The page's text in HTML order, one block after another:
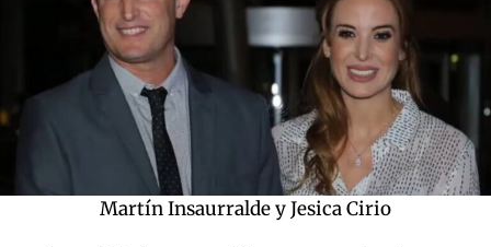
Martín Insaurralde y Jesica Cirio